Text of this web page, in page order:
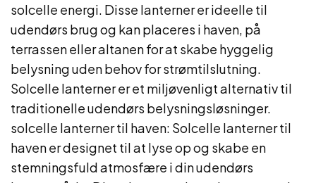
solcelle energi. Disse lanterner er ideelle til
udendørs brug og kan placeres i haven, på
terrassen eller altanen for at skabe hyggelig
belysning uden behov for strømtilslutning.
Solcelle lanterner er et miljøvenligt alternativ til
traditionelle udendørs belysningsløsninger.
solcelle lanterner til haven: Solcelle lanterner til
haven er designet til at lyse op og skabe en
stemningsfuld atmosfære i din udendørs